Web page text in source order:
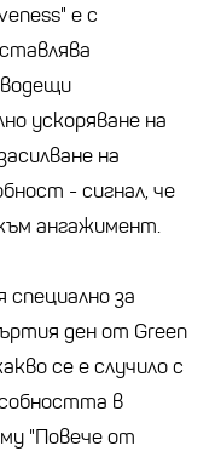
е с
ускоряване на
на
- сигнал, че
ангажимент.
за
ден от Green
се е случило с
в
му "Повече от